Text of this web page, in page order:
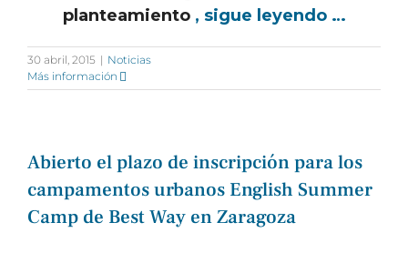
planteamiento , sigue leyendo …
30 abril, 2015 | Noticias
Más información
Abierto el plazo de inscripción para los
campamentos urbanos English Summer
Camp de Best Way en Zaragoza